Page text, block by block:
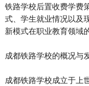
铁路学校后置收费学费
式、学生就业情况以及
新模式在职业教育领域
成都铁路学校的概况与
成都铁路学校成立于上